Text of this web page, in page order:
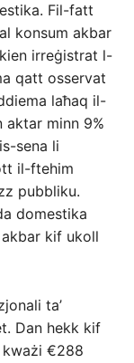
Fil-fatt
konsum akbar
irreġistrat l-
qatt osservat
laħaq il-
aktar minn 9%
sena li
il-ftehim
pubbliku.
domestika
kif ukoll
ta’
Dan hekk kif
kważi €288